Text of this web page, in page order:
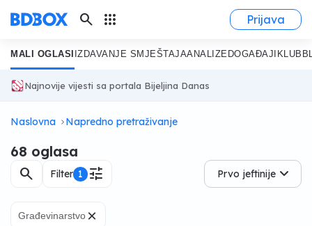
search apps Prijava
MALI OGLASI IZDAVANJE SMJEŠTAJAANALIZE DOGAĐAJI KLUB
Najnovije vijesti sa portala Bijeljina Danas
Naslovna Napredno pretraživanje
68 oglasa
search Filter 1 tune Prvo jeftinije
Građevinarstvo×